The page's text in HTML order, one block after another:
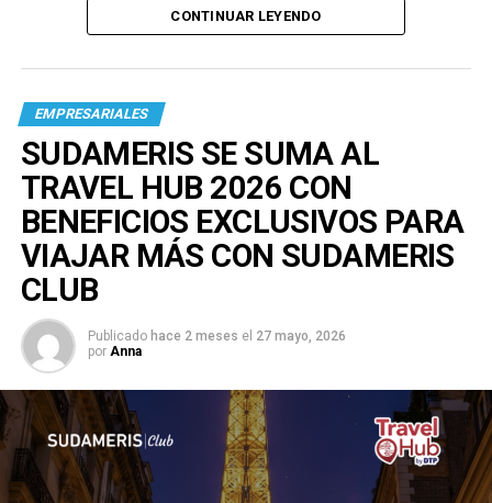
CONTINUAR LEYENDO
EMPRESARIALES
SUDAMERIS SE SUMA AL
TRAVEL HUB 2026 CON
BENEFICIOS EXCLUSIVOS PARA
VIAJAR MÁS CON SUDAMERIS
CLUB
Publicado hace 2 meses el 27 mayo, 2026
por Anna